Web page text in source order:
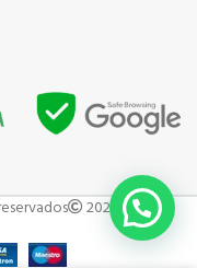
2023 .